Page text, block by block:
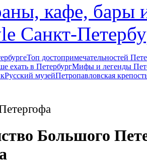
кафе, бары
Санкт-
Топ достопримечательностей
ехать в ПетербургМифы и легенды
Русский музейПетропавловская
Большого